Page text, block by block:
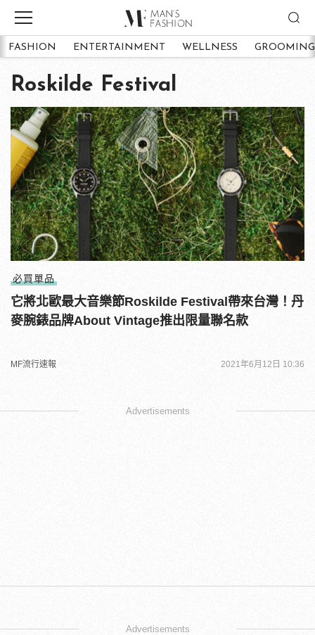
FASHION ENTERTAINMENT WELLNESS GROOMING
Roskilde Festival
必買單品
它將北歐最大音樂節Roskilde Festival帶來台灣！丹
麥腕錶品牌About Vintage推出限量聯名款
MF流行速報 2021年6月12日 10:36
Advertisements
Advertisements